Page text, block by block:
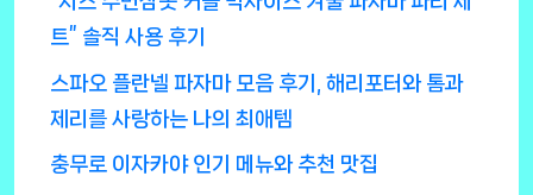
트” 솔직 사용 후기
스파오 플란넬 파자마 모음 후기, 해리포터와 톰과
제리를 사랑하는 나의 최애템
충무로 이자카야 인기 메뉴와 추천 맛집